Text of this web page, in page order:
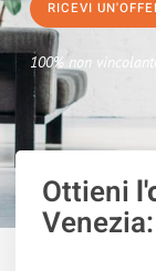
RICEVI
100% non
Ottieni
Venezia: